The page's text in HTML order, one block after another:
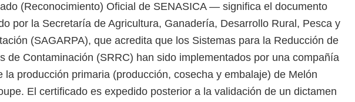
(Reconocimiento) Oficial de SENASICA ― significa el documento
por la Secretaría de Agricultura, Ganadería, Desarrollo Rural, Pesca y
(SAGARPA), que acredita que los Sistemas para la Reducción de
de Contaminación (SRRC) han sido implementados por una compañía
la producción primaria (producción, cosecha y embalaje) de Melón
El certificado es expedido posterior a la validación de un dictamen